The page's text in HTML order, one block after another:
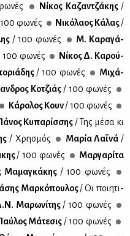
Νί­κος Κα­ζαν­τζά­κης /
φω­νές Νι­κό­λα­ος Κά­λας/
/ 100 φω­νές
Μ. Κα­ρα­γά­
100 φω­νές
Νί­κος Δ. Κα­ρού­
/ 100 φω­νές
Μι­χά­
Κο­τζιάς / 100 φω­νές
Κά­ρο­λος Κουν/ 100 φω­νές
Κυ­πα­ρίσ­σης / Της μέ­σα κι
/ Χρη­σμός Μα­ρία Λαϊ­νά /
/ 100 φω­νές
Μαρ­γα­ρί­τα
Μα­μα­γκά­κης / 100 φω­νές
Μαρ­κό­που­λος/ Οι ποι­η­τι­
Μα­ρω­νί­της / 100 φω­νές
Μά­τε­σις / 100 φω­νές